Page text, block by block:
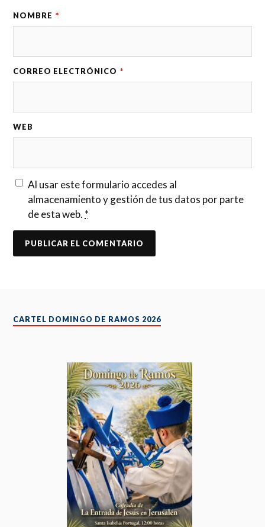
NOMBRE *
CORREO ELECTRÓNICO *
WEB
Al usar este formulario accedes al
almacenamiento y gestión de tus datos por parte
de esta web. *
CARTEL DOMINGO DE RAMOS 2026